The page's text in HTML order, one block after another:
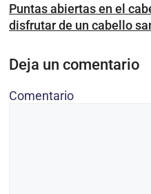
Puntas abiertas en el
disfrutar de un cabello
Deja un comentario
Comentario